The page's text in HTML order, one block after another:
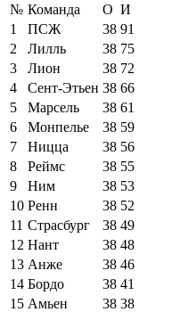
№ Команда О И
1
ПСЖ 38 91
2
Лилль 38 75
3
Лион 38 72
4
Сент-Этьен 38 66
5
Марсель 38 61
6
Монпелье 38 59
7
Ницца 38 56
8
Реймс 38 55
9
Ним 38 53
10 Ренн 38 52
11 Страсбург 38 49
12 Нант 38 48
13 Анже 38 46
14 Бордо 38 41
15 Амьен 38 38